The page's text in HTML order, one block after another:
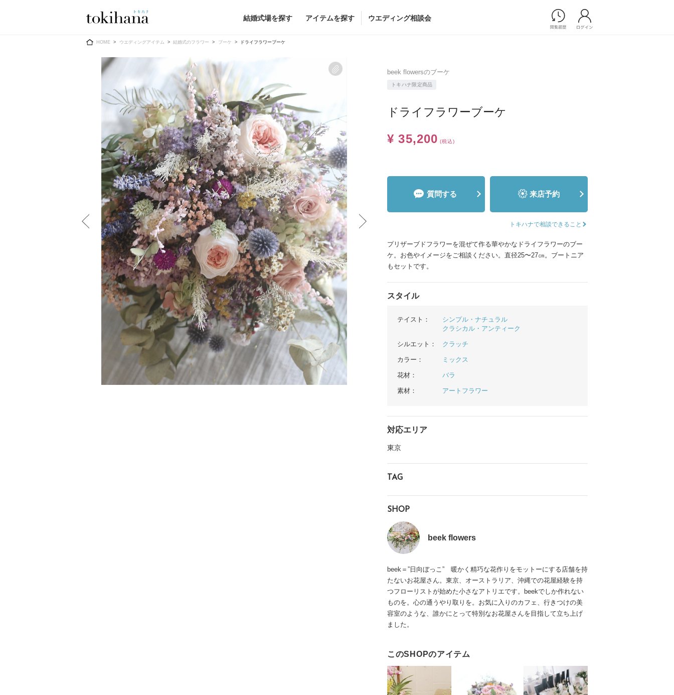
結婚式場を探す アイテムを探す
Ring
すべてのアイテム
指輪ショップ一覧
Dress
ウエディングドレス
ウエディングドレス
（メーカー直
送）
カラードレス
カラードレス （メーカー直送）
和装
メンズ
メンズ （メーカー直送）
小物
すべてのアイテム
ドレスショップ一覧
ブーケ
会場装花
すべてのアイテム
フラワーショップ一覧
ブライダルエステ
ブライダルエステショップ一覧
フォトウエディング/前撮りショ
ウエディング相談会
HOME ウエディングアイテム 結婚式のフラワー ブーケ ドライフラワーブーケ
beek flowersのブーケ
トキハナ限定商品
ドライフラワーブーケ
¥ 35,200 (税込)
質問する 来店予約
トキハナで相談できること
プリザーブドフラワーを混ぜて作る華やかなドライフラワーのブー
ケ。お色やイメージをご相談ください。直径25〜27㎝。ブートニア
もセットです。
スタイル
テイスト：
シンプル・ナチュラル
クラシカル・アンティーク
シルエット： クラッチ
カラー： ミックス
花材： バラ
素材： アートフラワー
対応エリア
東京
TAG
SHOP
beek flowers
beek＝”日向ぼっこ” 暖かく精巧な花作りをモットーにする店舗を持
たないお花屋さん。東京、オーストラリア、沖縄での花屋経験を持
つフローリストが始めた小さなアトリエです。beekでしか作れない
ものを。心の通うやり取りを。お気に入りのカフェ、行きつけの美
容室のような、誰かにとって特別なお花屋さんを目指して立ち上げ
ました。
このSHOPのアイテム